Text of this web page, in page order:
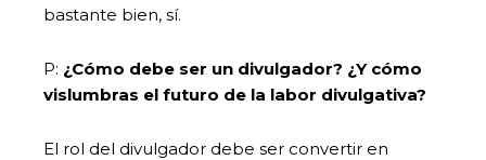
bastante bien, sí.
P: ¿Cómo debe ser un divulgador? ¿Y cómo
vislumbras el futuro de la labor divulgativa?
El rol del divulgador debe ser convertir en